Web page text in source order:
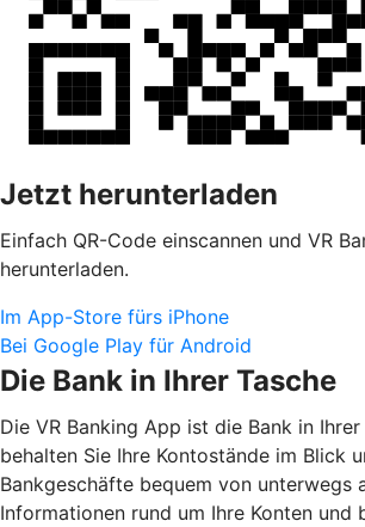
Jetzt herunterladen
Einfach QR-Code einscannen und VR
herunterladen.
Im App-Store fürs iPhone
Bei Google Play für Android
Die Bank in Ihrer Tasche
Die VR Banking App ist die Bank in
behalten Sie Ihre Kontostände im Blick
Bankgeschäfte bequem von unterwegs
Informationen rund um Ihre Konten und